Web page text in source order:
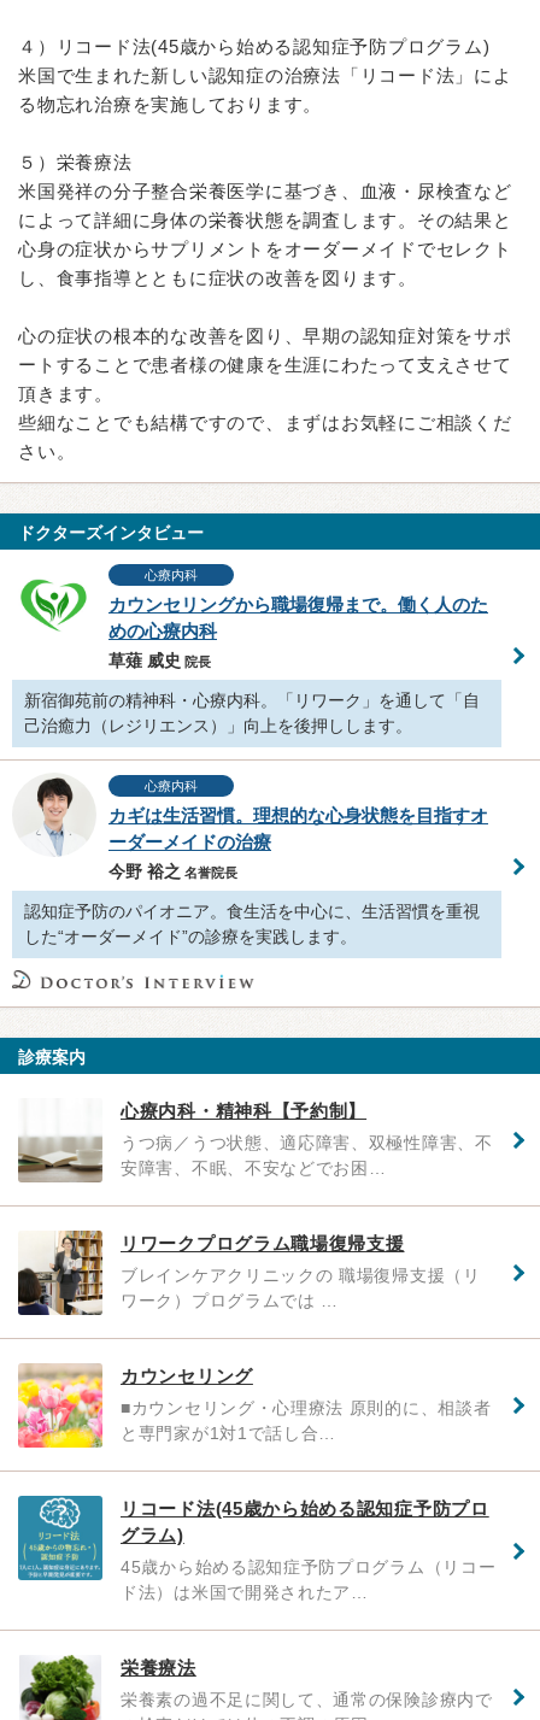
４）リコード法(45歳から始める認知症予防プログラム)
米国で生まれた新しい認知症の治療法「リコード法」によ
る物忘れ治療を実施しております。
５）栄養療法
米国発祥の分子整合栄養医学に基づき、血液・尿検査など
によって詳細に身体の栄養状態を調査します。その結果と
心身の症状からサプリメントをオーダーメイドでセレクト
し、食事指導とともに症状の改善を図ります。
心の症状の根本的な改善を図り、早期の認知症対策をサポ
ートすることで患者様の健康を生涯にわたって支えさせて
頂きます。
些細なことでも結構ですので、まずはお気軽にご相談くだ
さい。
ドクターズインタビュー
心療内科
カウンセリングから職場復帰まで。働く人のた
めの心療内科
草薙 威史 院長
新宿御苑前の精神科・心療内科。「リワーク」を通して「自
己治癒力（レジリエンス）」向上を後押しします。
心療内科
カギは生活習慣。理想的な心身状態を目指すオ
ーダーメイドの治療
今野 裕之 名誉院長
認知症予防のパイオニア。食生活を中心に、生活習慣を重視
した“オーダーメイド”の診療を実践します。
診療案内
心療内科・精神科【予約制】
うつ病／うつ状態、適応障害、双極性障害、不
安障害、不眠、不安などでお困…
リワークプログラム職場復帰支援
ブレインケアクリニックの 職場復帰支援（リ
ワーク）プログラムでは …
カウンセリング
■カウンセリング・心理療法 原則的に、相談者
と専門家が1対1で話し合…
リコード法(45歳から始める認知症予防プロ
グラム)
45歳から始める認知症予防プログラム（リコー
ド法）は米国で開発されたア…
栄養療法
栄養素の過不足に関して、通常の保険診療内で